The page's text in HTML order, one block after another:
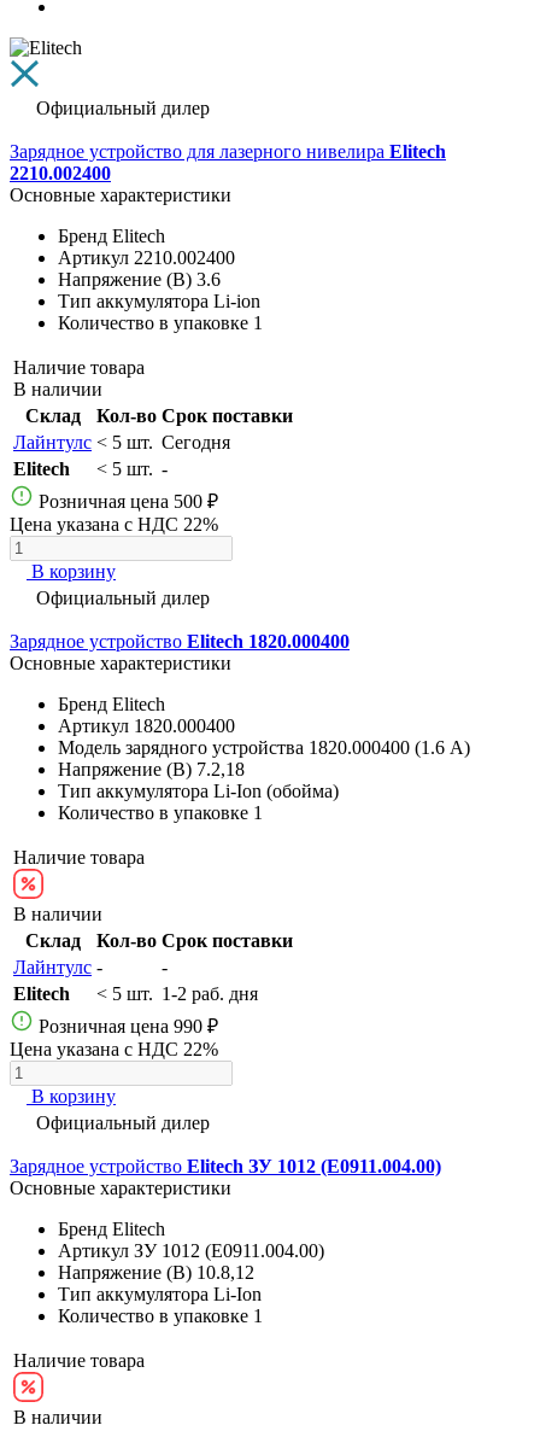
Официальный дилер
Зарядное устройство для лазерного нивелира Elitech
2210.002400
Основные характеристики
Бренд Elitech
Артикул 2210.002400
Напряжение (В) 3.6
Тип аккумулятора Li-ion
Количество в упаковке 1
Наличие товара
В наличии
Склад
Кол-во Срок поставки
Лайнтулс < 5 шт. Сегодня
Elitech
< 5 шт. -
Розничная цена 500 ₽
Цена указана с НДС 22%
В корзину
Официальный дилер
Зарядное устройство Elitech 1820.000400
Основные характеристики
Бренд Elitech
Артикул 1820.000400
Модель зарядного устройства 1820.000400 (1.6 А)
Напряжение (В) 7.2,18
Тип аккумулятора Li-Ion (обойма)
Количество в упаковке 1
Наличие товара
В наличии
Склад
Кол-во Срок поставки
Лайнтулс -
-
Elitech
< 5 шт. 1-2 раб. дня
Розничная цена 990 ₽
Цена указана с НДС 22%
В корзину
Официальный дилер
Зарядное устройство Elitech ЗУ 1012 (E0911.004.00)
Основные характеристики
Бренд Elitech
Артикул ЗУ 1012 (E0911.004.00)
Напряжение (В) 10.8,12
Тип аккумулятора Li-Ion
Количество в упаковке 1
Наличие товара
В наличии